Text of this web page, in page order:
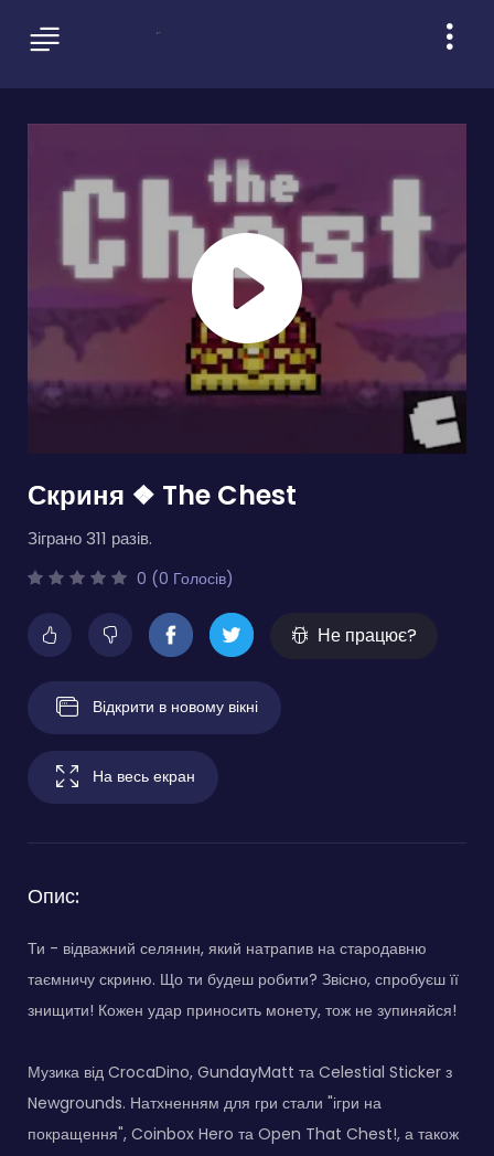
Скриня ❖ The Chest
Зіграно 311 разів.
0 (0 Голосів)
Не працює?
Відкрити в новому вікні
На весь екран
Опис:
Ти - відважний селянин, який натрапив на стародавню
таємничу скриню. Що ти будеш робити? Звісно, спробуєш її
знищити! Кожен удар приносить монету, тож не зупиняйся!
Музика від CrocaDino, GundayMatt та Celestial Sticker з
Newgrounds. Натхненням для гри стали "ігри на
покращення", Coinbox Hero та Open That Chest!, а також